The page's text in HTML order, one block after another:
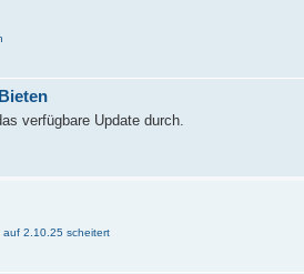
verfügbare Update durch.
2.10.25 scheitert